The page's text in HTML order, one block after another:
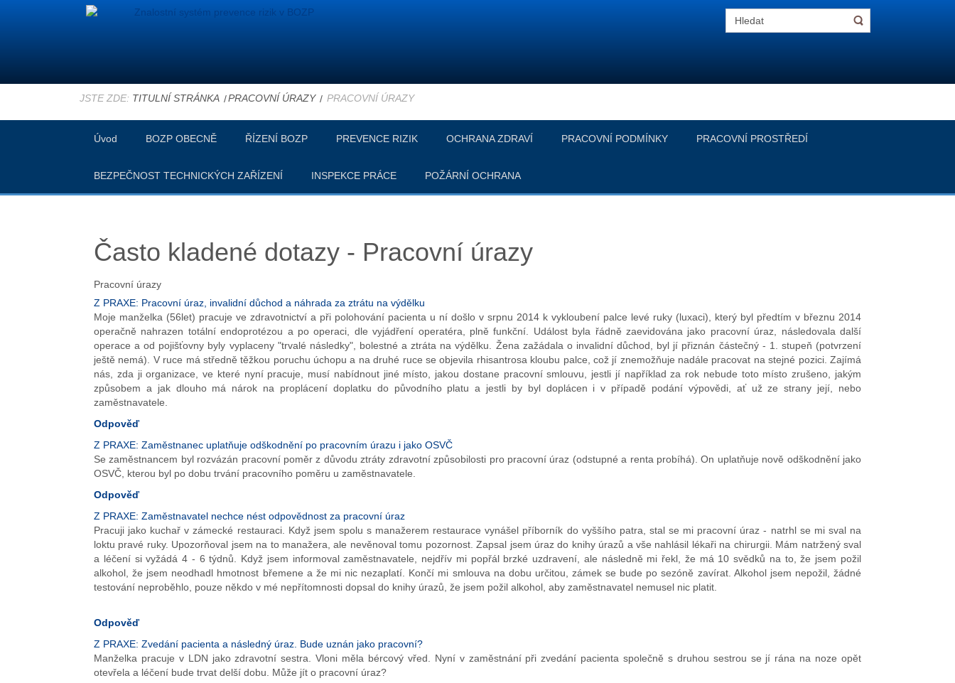
JSTE ZDE: TITULNÍ STRÁNKA PRACOVNÍ ÚRAZY PRACOVNÍ ÚRAZY
Úvod BOZP OBECNĚ ŘÍZENÍ BOZP PREVENCE RIZIK OCHRANA ZDRAVÍ PRACOVNÍ PODMÍNKY PRACOVNÍ PROSTŘEDÍ
BEZPEČNOST TECHNICKÝCH ZAŘÍZENÍ INSPEKCE PRÁCE POŽÁRNÍ OCHRANA
Často kladené dotazy - Pracovní úrazy
Pracovní úrazy
Z PRAXE: Pracovní úraz, invalidní důchod a náhrada za ztrátu na výdělku
Moje manželka (56let) pracuje ve zdravotnictví a při polohování pacienta u ní došlo v srpnu 2014 k vykloubení palce levé ruky (luxaci), který byl předtím v březnu 2014
operačně nahrazen totální endoprotézou a po operaci, dle vyjádření operatéra, plně funkční. Událost byla řádně zaevidována jako pracovní úraz, následovala další
operace a od pojišťovny byly vyplaceny "trvalé následky", bolestné a ztráta na výdělku. Žena zažádala o invalidní důchod, byl jí přiznán částečný - 1. stupeň (potvrzení
ještě nemá). V ruce má středně těžkou poruchu úchopu a na druhé ruce se objevila rhisantrosa kloubu palce, což jí znemožňuje nadále pracovat na stejné pozici. Zajímá
nás, zda ji organizace, ve které nyní pracuje, musí nabídnout jiné místo, jakou dostane pracovní smlouvu, jestli jí například za rok nebude toto místo zrušeno, jakým
způsobem a jak dlouho má nárok na proplácení doplatku do původního platu a jestli by byl doplácen i v případě podání výpovědi, ať už ze strany její, nebo
zaměstnavatele.
Odpověď
Z PRAXE: Zaměstnanec uplatňuje odškodnění po pracovním úrazu i jako OSVČ
Se zaměstnancem byl rozvázán pracovní poměr z důvodu ztráty zdravotní způsobilosti pro pracovní úraz (odstupné a renta probíhá). On uplatňuje nově odškodnění jako
OSVČ, kterou byl po dobu trvání pracovního poměru u zaměstnavatele.
Odpověď
Z PRAXE: Zaměstnavatel nechce nést odpovědnost za pracovní úraz
Pracuji jako kuchař v zámecké restauraci. Když jsem spolu s manažerem restaurace vynášel příborník do vyššího patra, stal se mi pracovní úraz - natrhl se mi sval na
loktu pravé ruky. Upozorňoval jsem na to manažera, ale nevěnoval tomu pozornost. Zapsal jsem úraz do knihy úrazů a vše nahlásil lékaři na chirurgii. Mám natržený sval
a léčení si vyžádá 4 - 6 týdnů. Když jsem informoval zaměstnavatele, nejdřív mi popřál brzké uzdravení, ale následně mi řekl, že má 10 svědků na to, že jsem požil
alkohol, že jsem neodhadl hmotnost břemene a že mi nic nezaplatí. Končí mi smlouva na dobu určitou, zámek se bude po sezóně zavírat. Alkohol jsem nepožil, žádné
testování neproběhlo, pouze někdo v mé nepřítomnosti dopsal do knihy úrazů, že jsem požil alkohol, aby zaměstnavatel nemusel nic platit.
Odpověď
Z PRAXE: Zvedání pacienta a následný úraz. Bude uznán jako pracovní?
Manželka pracuje v LDN jako zdravotní sestra. Vloni měla bércový vřed. Nyní v zaměstnání při zvedání pacienta společně s druhou sestrou se jí rána na noze opět
otevřela a léčení bude trvat delší dobu. Může jít o pracovní úraz?